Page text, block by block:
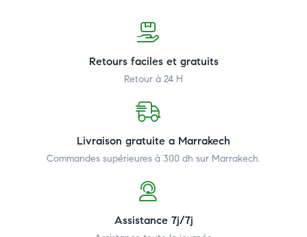
Retours faciles et gratuits
Retour à 24 H
Livraison gratuite a Marrakech
Commandes supérieures à 300 dh sur Marrakech.
Assistance 7j/7j